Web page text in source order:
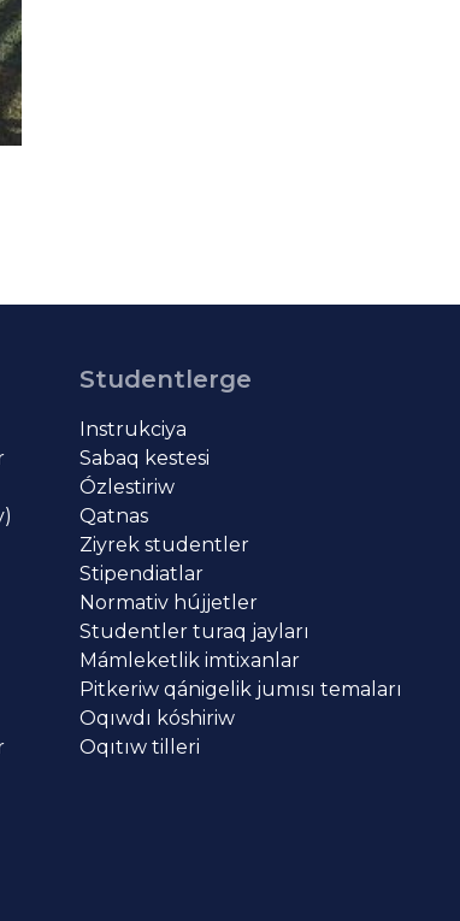
Studentlerge
Instrukciya
Sabaq kestesi
Ózlestiriw
Qatnas
Ziyrek studentler
Stipendiatlar
Normativ hújjetler
Studentler turaq jayları
Mámleketlik imtixanlar
Pitkeriw qánigelik jumısı temaları
Oqıwdı kóshiriw
Oqıtıw tilleri